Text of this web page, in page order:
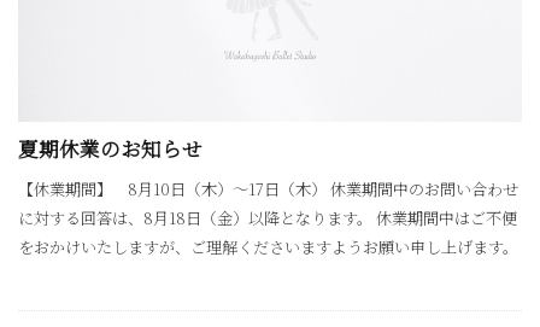
夏期休業のお知らせ
【休業期間】 8月10日（木）〜17日（木） 休業期間中のお問い合わせ
に対する回答は、8月18日（金）以降となります。 休業期間中はご不便
をおかけいたしますが、ご理解くださいますようお願い申し上げます。